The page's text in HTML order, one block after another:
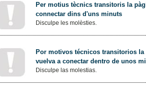
Per motius tècnics transitoris la
connectar dins d'uns minuts
Disculpe les molèsties.
Por motivos técnicos transitorios
vuelva a conectar dentro de unos
Disculpe las molestias.